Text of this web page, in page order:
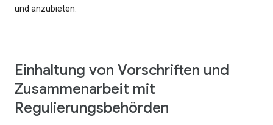
und anzubieten.
Einhaltung von Vorschriften und
Zusammenarbeit mit
Regulierungsbehörden